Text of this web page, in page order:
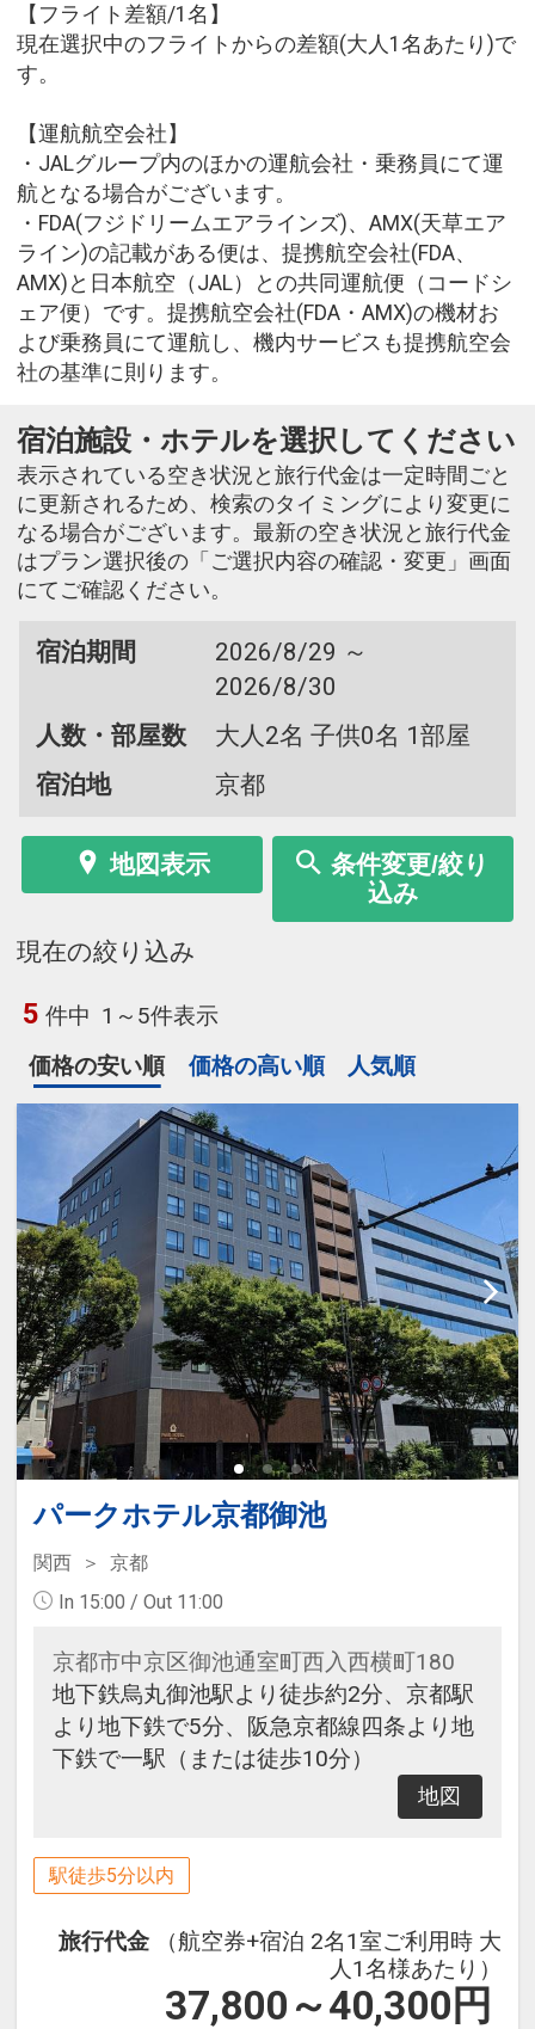
【フライト差額/1名】
現在選択中のフライトからの差額(大人1名あたり)で
す。
【運航航空会社】
・JALグループ内のほかの運航会社・乗務員にて運
航となる場合がございます。
・FDA(フジドリームエアラインズ)、AMX(天草エア
ライン)の記載がある便は、提携航空会社(FDA、
AMX)と日本航空（JAL）との共同運航便（コードシ
ェア便）です。提携航空会社(FDA・AMX)の機材お
よび乗務員にて運航し、機内サービスも提携航空会
社の基準に則ります。
宿泊施設・ホテルを選択してください
表示されている空き状況と旅行代金は一定時間ごと
に更新されるため、検索のタイミングにより変更に
なる場合がございます。最新の空き状況と旅行代金
はプラン選択後の「ご選択内容の確認・変更」画面
にてご確認ください。
宿泊期間
2026/8/29 ～
2026/8/30
人数・部屋数
大人2名 子供0名 1部屋
宿泊地
京都
地図表示
条件変更/絞り
込み
現在の絞り込み
5 件中 1～5件表示
価格の安い順
価格の高い順 人気順
パークホテル京都御池
関西
京都
In 15:00 / Out 11:00
京都市中京区御池通室町西入西横町180
地下鉄烏丸御池駅より徒歩約2分、京都駅
より地下鉄で5分、阪急京都線四条より地
下鉄で一駅（または徒歩10分）
地図
駅徒歩5分以内
旅行代金
（航空券+宿泊 2名1室ご利用時 大
人1名様あたり）
37,800～40,300 円